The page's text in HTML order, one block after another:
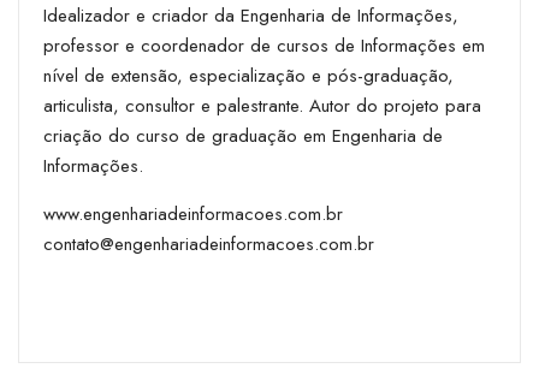
Idealizador e criador da Engenharia de Informações,
professor e coordenador de cursos de Informações em
nível de extensão, especialização e pós-graduação,
articulista, consultor e palestrante. Autor do projeto para
criação do curso de graduação em Engenharia de
Informações.
www.engenhariadeinformacoes.com.br
contato@engenhariadeinformacoes.com.br